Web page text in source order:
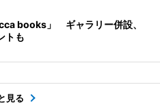
books」 ギャラリー併設、
トも
見る